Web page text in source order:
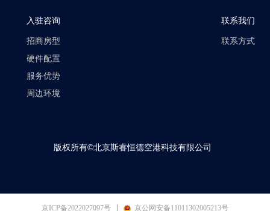
版权所有©北京斯睿恒德空港科技有限公司
入驻咨询
招商房型
硬件配置
服务优势
周边环境
联系我们
联系方式
京ICP备2022027097号 京公网安备11011302005213号